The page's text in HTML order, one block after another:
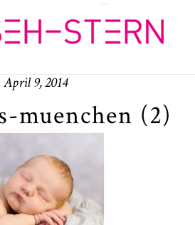
April 9, 2014
muenchen (2)